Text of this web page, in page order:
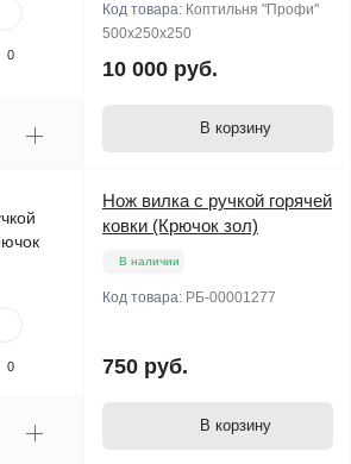
0
Код товара: Коптильня "Профи"
500х250х250
10 000 руб.
В корзину
0
Нож вилка с ручкой горячей
ковки (Крючок зол)
В наличии
Код товара: РБ-00001277
750 руб.
В корзину